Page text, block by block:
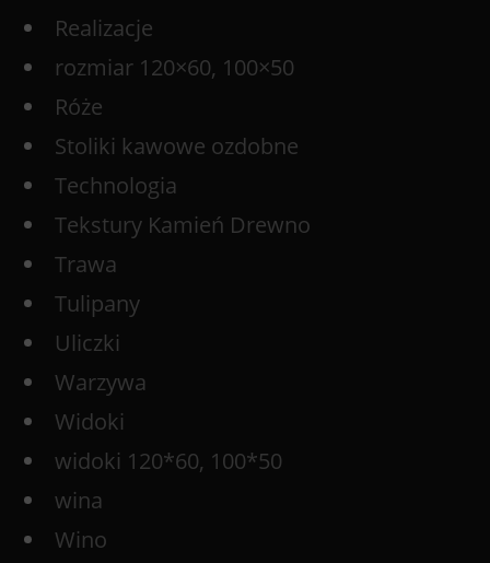
Realizacje
rozmiar 120×60, 100×50
Róże
Stoliki kawowe ozdobne
Technologia
Tekstury Kamień Drewno
Trawa
Tulipany
Uliczki
Warzywa
Widoki
widoki 120*60, 100*50
wina
Wino